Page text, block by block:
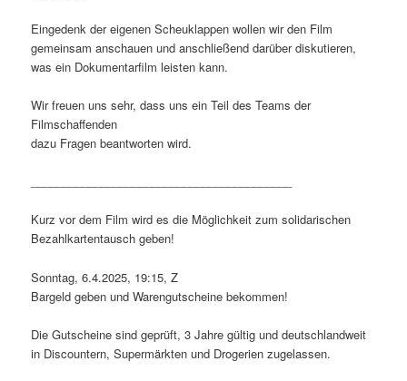
Eingedenk der eigenen Scheuklappen wollen wir den Film
gemeinsam anschauen und anschließend darüber diskutieren,
was ein Dokumentarfilm leisten kann.
Wir freuen uns sehr, dass uns ein Teil des Teams der
Filmschaffenden
dazu Fragen beantworten wird.
Kurz vor dem Film wird es die Möglichkeit zum solidarischen
Bezahlkartentausch geben!
Sonntag, 6.4.2025, 19:15, Z
Bargeld geben und Warengutscheine bekommen!
Die Gutscheine sind geprüft, 3 Jahre gültig und deutschlandweit
in Discountern, Supermärkten und Drogerien zugelassen.